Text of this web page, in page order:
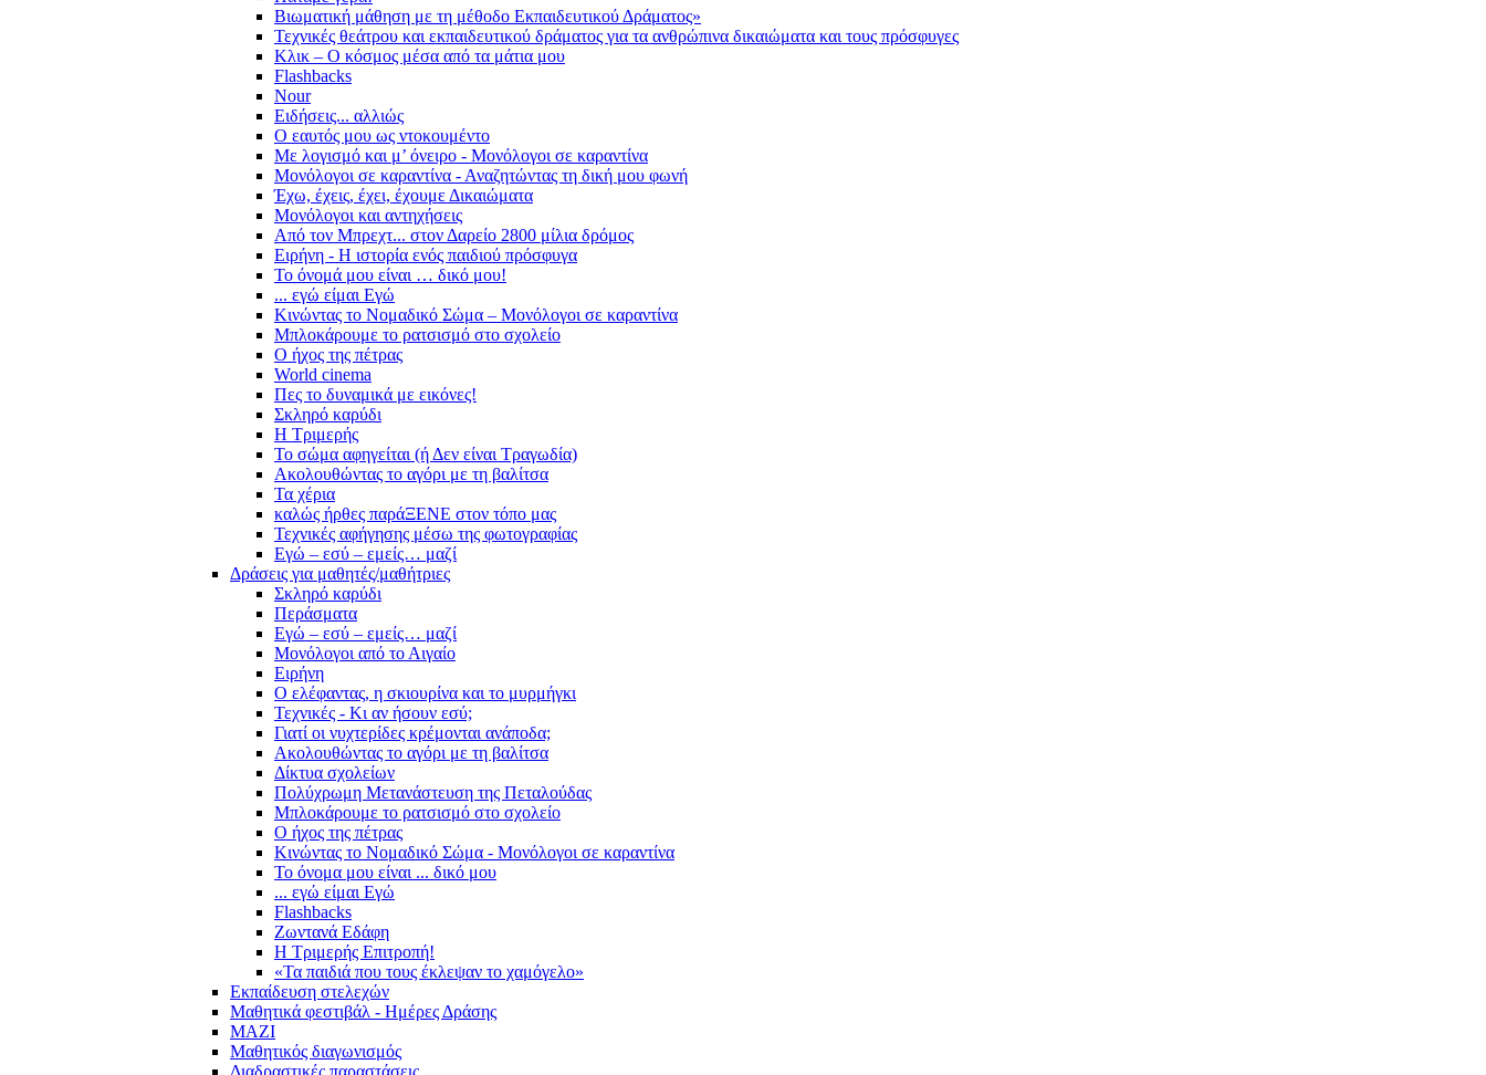
Βιωματική μάθηση με τη μέθοδο Εκπαιδευτικού Δράματος»
Τεχνικές θεάτρου και εκπαιδευτικού δράματος για τα ανθρώπινα δικαιώματα και τους πρόσφυγες
Κλικ – Ο κόσμος μέσα από τα μάτια μου
Flashbacks
Nour
Ειδήσεις... αλλιώς
Ο εαυτός μου ως ντοκουμέντο
Με λογισμό και μ’ όνειρο - Μονόλογοι σε καραντίνα
Μονόλογοι σε καραντίνα - Αναζητώντας τη δική μου φωνή
Έχω, έχεις, έχει, έχουμε Δικαιώματα
Μονόλογοι και αντηχήσεις
Από τον Μπρεχτ... στον Δαρείο 2800 μίλια δρόμος
Ειρήνη - Η ιστορία ενός παιδιού πρόσφυγα
Το όνομά μου είναι … δικό μου!
... εγώ είμαι Εγώ
Κινώντας το Νομαδικό Σώμα – Μονόλογοι σε καραντίνα
Μπλοκάρουμε το ρατσισμό στο σχολείο
Ο ήχος της πέτρας
World cinema
Πες το δυναμικά με εικόνες!
Σκληρό καρύδι
Η Τριμερής
Το σώμα αφηγείται (ή Δεν είναι Τραγωδία)
Ακολουθώντας το αγόρι με τη βαλίτσα
Τα χέρια
καλώς ήρθες παράΞΕΝΕ στον τόπο μας
Τεχνικές αφήγησης μέσω της φωτογραφίας
Εγώ – εσύ – εμείς… μαζί
Δράσεις για μαθητές/μαθήτριες
Σκληρό καρύδι
Περάσματα
Εγώ – εσύ – εμείς… μαζί
Μονόλογοι από το Αιγαίο
Ειρήνη
Ο ελέφαντας, η σκιουρίνα και το μυρμήγκι
Τεχνικές - Κι αν ήσουν εσύ;
Γιατί οι νυχτερίδες κρέμονται ανάποδα;
Ακολουθώντας το αγόρι με τη βαλίτσα
Δίκτυα σχολείων
Πολύχρωμη Μετανάστευση της Πεταλούδας
Μπλοκάρουμε το ρατσισμό στο σχολείο
Ο ήχος της πέτρας
Κινώντας το Νομαδικό Σώμα - Μονόλογοι σε καραντίνα
Το όνομα μου είναι ... δικό μου
... εγώ είμαι Εγώ
Flashbacks
Ζωντανά Εδάφη
Η Τριμερής Επιτροπή!
«Τα παιδιά που τους έκλεψαν το χαμόγελο»
Εκπαίδευση στελεχών
Μαθητικά φεστιβάλ - Ημέρες Δράσης
ΜΑΖΙ
Μαθητικός διαγωνισμός
Διαδραστικές παραστάσεις